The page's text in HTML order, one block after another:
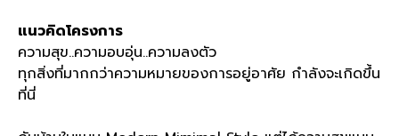
แนวคิดโครงการ
ความสุข..ความอบอุ่น..ความลงตัว
ทุกสิ่งที่มากกว่าความหมายของการอยู่อาศัย กำลังจะเกิดขึ้น
ที่นี่